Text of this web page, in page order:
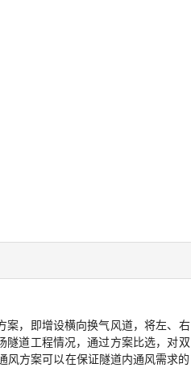
案，即增设横向换气风道，将左、右
隧道工程情况，通过方案比选，对双
风方案可以在保证隧道内通风需求的